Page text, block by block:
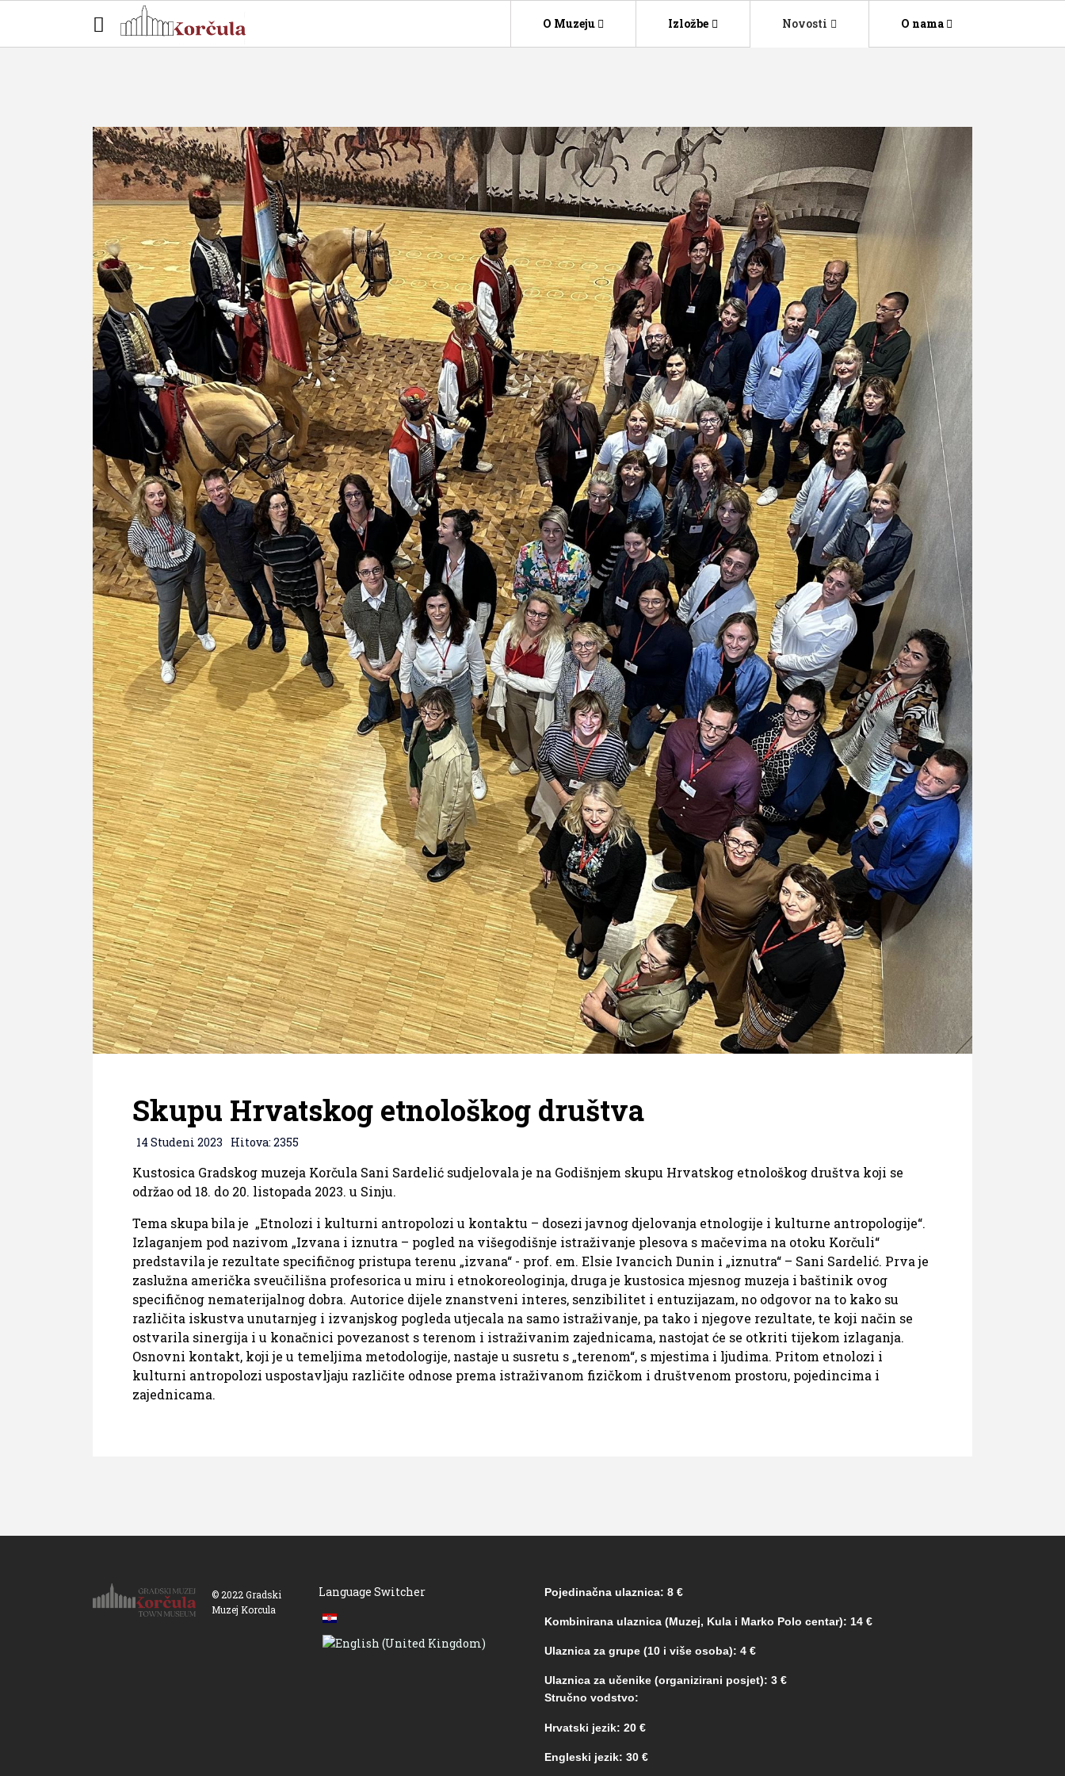
O Muzeju Izložbe Novosti O nama
Skupu Hrvatskog etnološkog društva
14 Studeni 2023 Hitova: 2355
Kustosica Gradskog muzeja Korčula Sani Sardelić sudjelovala je na Godišnjem skupu Hrvatskog etnološkog društva koji se
održao od 18. do 20. listopada 2023. u Sinju.
Tema skupa bila je „Etnolozi i kulturni antropolozi u kontaktu – dosezi javnog djelovanja etnologije i kulturne antropologije“.
Izlaganjem pod nazivom „Izvana i iznutra – pogled na višegodišnje istraživanje plesova s mačevima na otoku Korčuli“
predstavila je rezultate specifičnog pristupa terenu „izvana“ - prof. em. Elsie Ivancich Dunin i „iznutra“ – Sani Sardelić. Prva je
zaslužna američka sveučilišna profesorica u miru i etnokoreologinja, druga je kustosica mjesnog muzeja i baštinik ovog
specifičnog nematerijalnog dobra. Autorice dijele znanstveni interes, senzibilitet i entuzijazam, no odgovor na to kako su
različita iskustva unutarnjeg i izvanjskog pogleda utjecala na samo istraživanje, pa tako i njegove rezultate, te koji način se
ostvarila sinergija i u konačnici povezanost s terenom i istraživanim zajednicama, nastojat će se otkriti tijekom izlaganja.
Osnovni kontakt, koji je u temeljima metodologije, nastaje u susretu s „terenom“, s mjestima i ljudima. Pritom etnolozi i
kulturni antropolozi uspostavljaju različite odnose prema istraživanom fizičkom i društvenom prostoru, pojedincima i
zajednicama.
© 2022 Gradski
Muzej Korcula
Language Switcher Pojedinačna ulaznica: 8 €
Kombinirana ulaznica (Muzej, Kula i Marko Polo centar): 14 €
Ulaznica za grupe (10 i više osoba): 4 €
Ulaznica za učenike (organizirani posjet): 3 €
Stručno vodstvo:
Hrvatski jezik: 20 €
Engleski jezik: 30 €